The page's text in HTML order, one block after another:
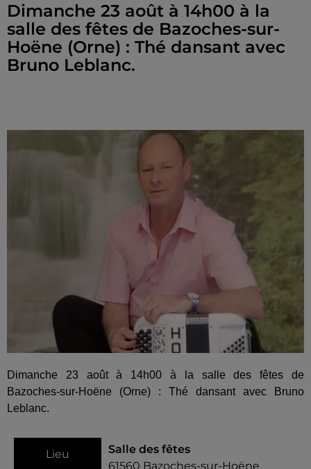
Dimanche 23 août à 14h00 à la
salle des fêtes de Bazoches-sur-
Hoëne (Orne) : Thé dansant avec
Bruno Leblanc.
Dimanche 23 août à 14h00 à la salle des fêtes de
Bazoches-sur-Hoëne (Orne) : Thé dansant avec Bruno
Leblanc.
Lieu
Salle des fêtes
61560 Bazoches-sur-Hoëne